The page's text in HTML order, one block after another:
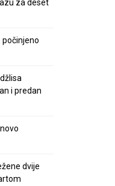
za deset
počinjeno
i predan
dvije